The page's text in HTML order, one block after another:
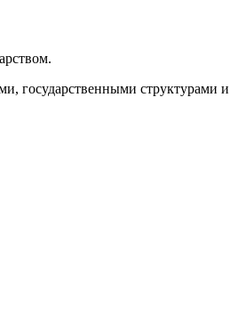
государственными